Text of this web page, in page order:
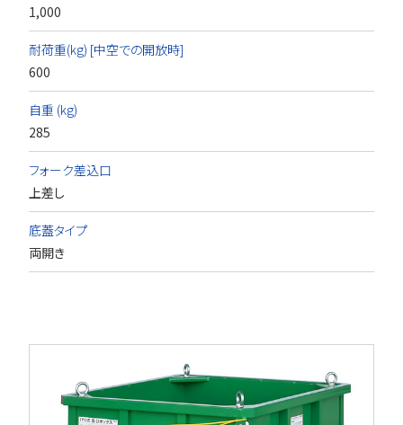
1,000
耐荷重(kg) [中空での開放時]
600
自重 (kg)
285
フォーク差込口
上差し
底蓋タイプ
両開き